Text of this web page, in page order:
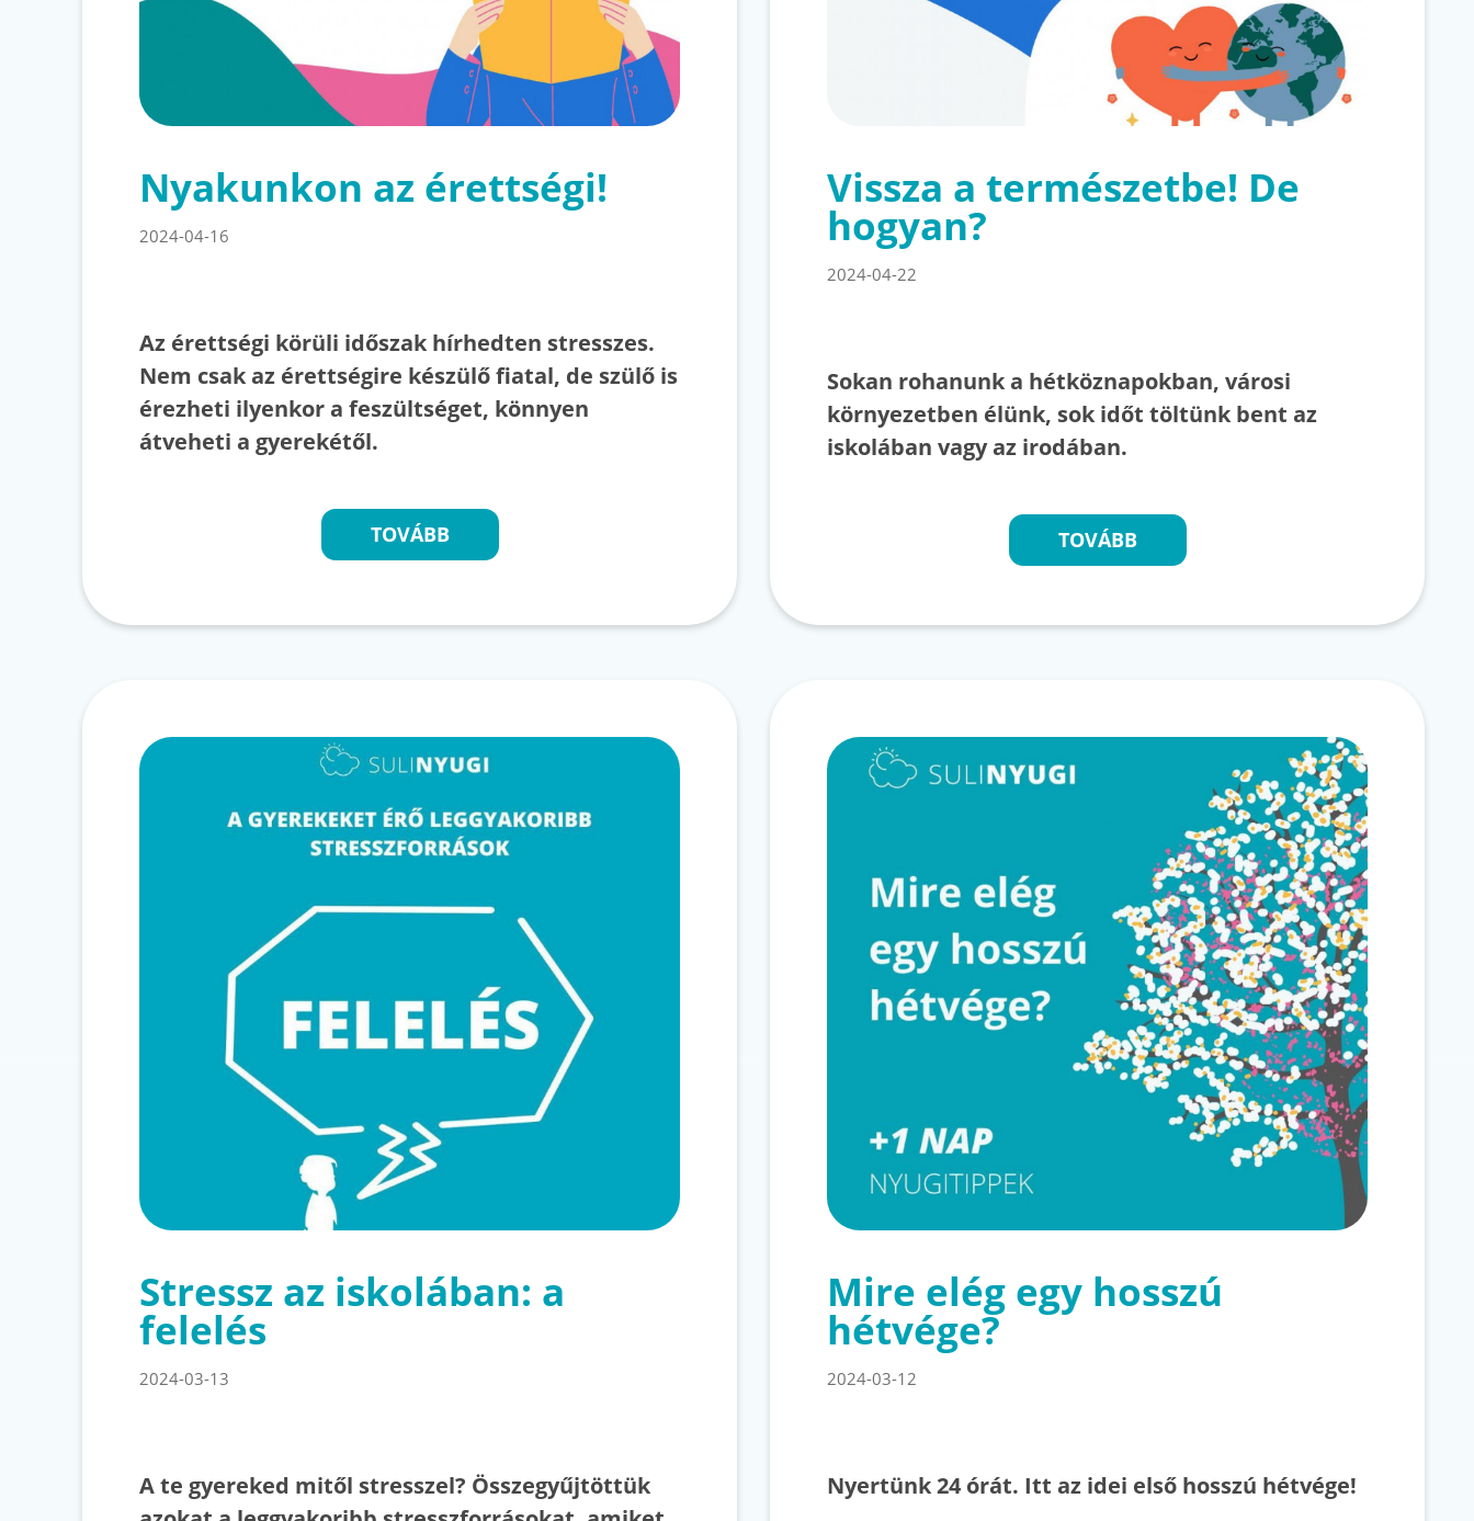
Nyakunkon az érettségi!
2024-04-16
Az érettségi körüli időszak hírhedten stresszes.
Nem csak az érettségire készülő fiatal, de szülő is
érezheti ilyenkor a feszültséget, könnyen
átveheti a gyerekétől.
TOVÁBB
Vissza a természetbe! De
hogyan?
2024-04-22
Sokan rohanunk a hétköznapokban, városi
környezetben élünk, sok időt töltünk bent az
iskolában vagy az irodában.
TOVÁBB
Stressz az iskolában: a
felelés
2024-03-13
A te gyereked mitől stresszel? Összegyűjtöttük
Mire elég egy hosszú
hétvége?
2024-03-12
Nyertünk 24 órát. Itt az idei első hosszú hétvége!